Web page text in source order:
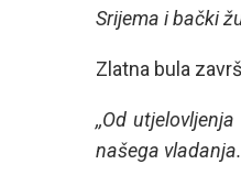
Srijema i bački
Zlatna bula
,,Od
našega